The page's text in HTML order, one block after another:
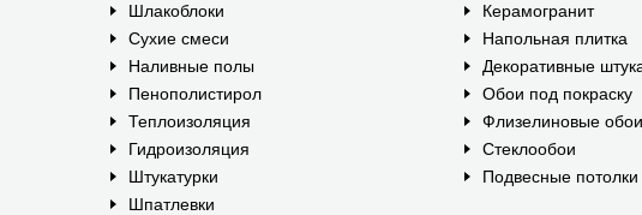
Шлакоблоки
Сухие смеси
Наливные полы
Пенополистирол
Теплоизоляция
Гидроизоляция
Штукатурки
Шпатлевки
Керамогранит
Напольная плитка
Декоративные
Обои под покраску
Флизелиновые обои
Стеклообои
Подвесные потолки